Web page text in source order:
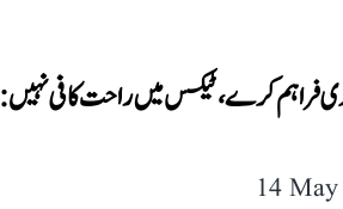
فراہم کرے، ٹیکس میں راحت کافی نہیں :
14